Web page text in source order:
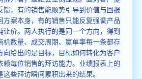
馈，有的销售能顺势引导到价值与回报
方案本身，有的销售只能反复强调产品
让价。两人执行的是同一个方向，得到
机数量、成交周期、赢单率每一条都存
向给出的是目标，目标如何转化为客户
赖每位销售的拜访能力。业绩报表上的
些拜访瞬间累积出来的结果。